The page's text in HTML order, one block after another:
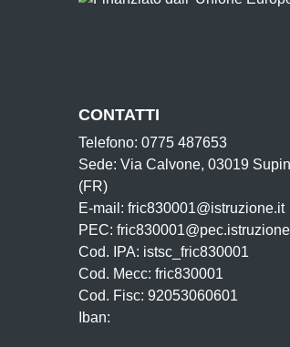
CONTATTI
Telefono: 0775 487653
Sede: Via Calvone, 03019
(FR)
E-mail: fric830001@istruzione.it
PEC:
Cod. IPA: istsc_fric830001
Cod. Mecc: fric830001
Cod. Fisc: 92053060601
Iban: